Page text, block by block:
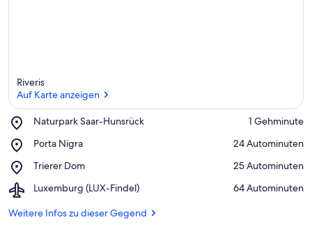
Riveris
Auf Karte anzeigen
Naturpark Saar-Hunsrück
Place,
Saar-
‪1 Gehminute‬
Porta Nigra
Place,
Nigra
‪24 Autominuten‬
Trierer Dom
Place,
Dom
‪25 Autominuten‬
Luxemburg (LUX-Findel)
Airport,
(LUX-
‪64 Autominuten‬
Weitere Infos zu dieser Gegend